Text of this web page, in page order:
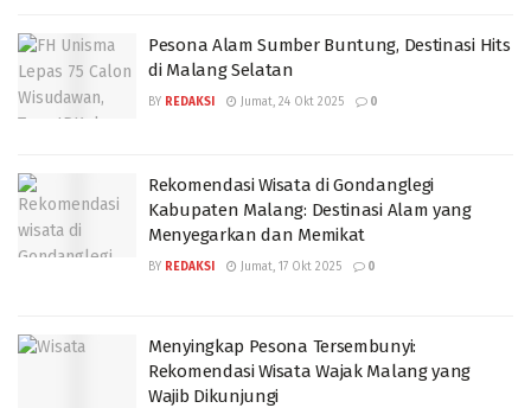
Pesona Alam Sumber Buntung, Destinasi Hits
di Malang Selatan
BY REDAKSI Jumat, 24 Okt 2025 0
Rekomendasi Wisata di Gondanglegi
Kabupaten Malang: Destinasi Alam yang
Menyegarkan dan Memikat
BY REDAKSI Jumat, 17 Okt 2025 0
Menyingkap Pesona Tersembunyi:
Rekomendasi Wisata Wajak Malang yang
Wajib Dikunjungi